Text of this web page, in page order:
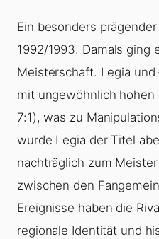
Ein besonders
1992/1993. Damals ging
Meisterschaft. Legia
mit ungewöhnlich hohen
7:1), was zu
wurde Legia der Titel
nachträglich zum
zwischen den
Ereignisse haben die
regionale Identität und